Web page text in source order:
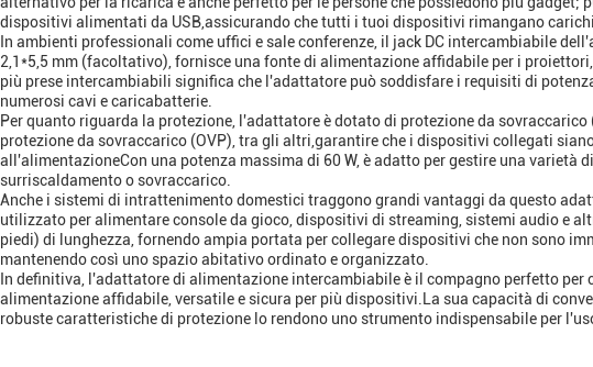
dispositivi alimentati da USB,assicurando che tutti i tuoi dispositivi rimangano carichi
In ambienti professionali come uffici e sale conferenze, il jack DC intercambiabile
2,1*5,5 mm (facoltativo), fornisce una fonte di alimentazione affidabile per i
più prese intercambiabili significa che l'adattatore può soddisfare i requisiti di
numerosi cavi e caricabatterie.
Per quanto riguarda la protezione, l'adattatore è dotato di protezione da sovraccarico
protezione da sovraccarico (OVP), tra gli altri,garantire che i dispositivi collegati
all'alimentazioneCon una potenza massima di 60 W, è adatto per gestire una varietà
surriscaldamento o sovraccarico.
Anche i sistemi di intrattenimento domestici traggono grandi vantaggi da questo
utilizzato per alimentare console da gioco, dispositivi di streaming, sistemi audio e
piedi) di lunghezza, fornendo ampia portata per collegare dispositivi che non sono
mantenendo così uno spazio abitativo ordinato e organizzato.
In definitiva, l'adattatore di alimentazione intercambiabile è il compagno perfetto per
alimentazione affidabile, versatile e sicura per più dispositivi.La sua capacità di
robuste caratteristiche di protezione lo rendono uno strumento indispensabile per